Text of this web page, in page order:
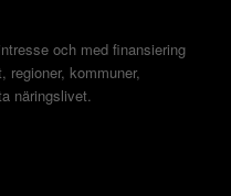
och med finansiering
regioner, kommuner,
näringslivet.